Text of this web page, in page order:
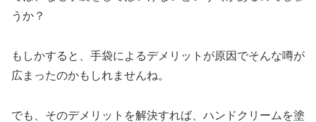
うか？
もしかすると、手袋によるデメリットが原因でそんな噂が
広まったのかもしれませんね。
でも、そのデメリットを解決すれば、ハンドクリームを塗